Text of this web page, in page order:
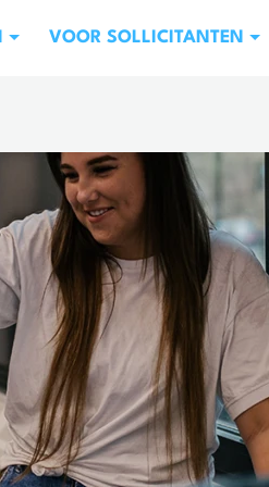
VOOR SOLLICITANTEN